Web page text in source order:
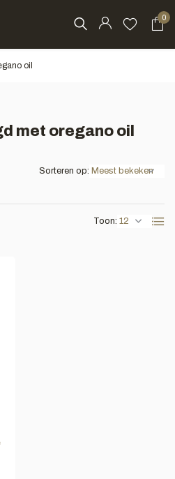
0
oil
met oregano oil
Toon:
Sorteren op: